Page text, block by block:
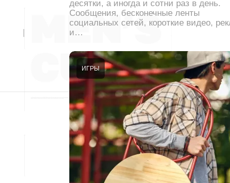
десятки, а иногда и сотни раз в день.
Сообщения, бесконечные ленты
социальных сетей, короткие видео,
и…
ИГРЫ